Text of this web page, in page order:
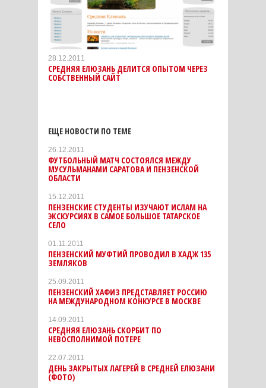
28.12.2011
СРЕДНЯЯ ЕЛЮЗАНЬ ДЕЛИТСЯ ОПЫТОМ ЧЕРЕЗ
СОБСТВЕННЫЙ САЙТ
ЕЩЕ НОВОСТИ ПО ТЕМЕ
26.12.2011
ФУТБОЛЬНЫЙ МАТЧ СОСТОЯЛСЯ МЕЖДУ
МУСУЛЬМАНАМИ САРАТОВА И ПЕНЗЕНСКОЙ
ОБЛАСТИ
15.12.2011
ПЕНЗЕНСКИЕ СТУДЕНТЫ ИЗУЧАЮТ ИСЛАМ НА
ЭКСКУРСИЯХ В САМОЕ БОЛЬШОЕ ТАТАРСКОЕ
СЕЛО
01.11.2011
ПЕНЗЕНСКИЙ МУФТИЙ ПРОВОДИЛ В ХАДЖ 135
ЗЕМЛЯКОВ
25.09.2011
ПЕНЗЕНСКИЙ ХАФИЗ ПРЕДСТАВЛЯЕТ РОССИЮ
НА МЕЖДУНАРОДНОМ КОНКУРСЕ В МОСКВЕ
14.09.2011
СРЕДНЯЯ ЕЛЮЗАНЬ СКОРБИТ ПО
НЕВОСПОЛНИМОЙ ПОТЕРЕ
22.07.2011
ДЕНЬ ЗАКРЫТЫХ ЛАГЕРЕЙ В СРЕДНЕЙ ЕЛЮЗАНИ
(ФОТО)